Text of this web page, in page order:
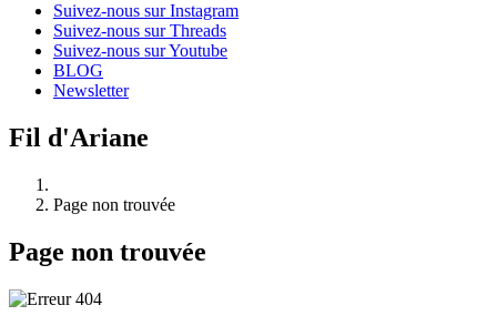
Suivez-nous sur Instagram
Suivez-nous sur Threads
Suivez-nous sur Youtube
BLOG
Newsletter
Fil d'Ariane
Page non trouvée
Page non trouvée